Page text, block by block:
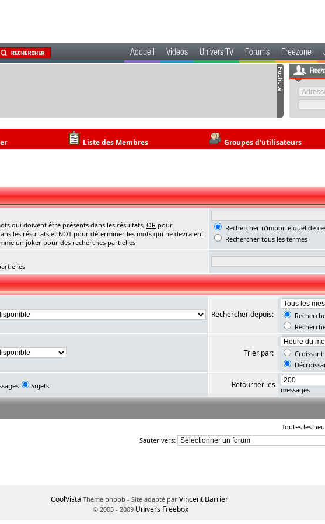
Accueil Videos Univers TV Forums Freezone
Liste des Membres Groupes d'utilisateurs
qui doivent être présents dans les résultats, OR pour
les résultats et NOT pour déterminer les mots qui ne devraient
un joker pour des recherches partielles
Rechercher n'importe quel de
Rechercher tous les termes
Rechercher depuis:
Trier par:
Croissant
Sujets Retourner les
messages
Toutes les
Sauter vers:
CoolVista Thème phpbb - Site adapté par Vincent Barrier
© 2005 - 2009 Univers Freebox